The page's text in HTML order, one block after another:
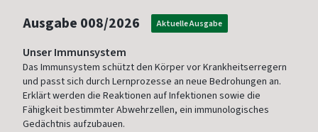
Ausgabe 008/2026 Aktuelle Ausgabe
Unser Immunsystem
Das Immunsystem schützt den Körper vor Krankheitserregern
und passt sich durch Lernprozesse an neue Bedrohungen an.
Erklärt werden die Reaktionen auf Infektionen sowie die
Fähigkeit bestimmter Abwehrzellen, ein immunologisches
Gedächtnis aufzubauen.